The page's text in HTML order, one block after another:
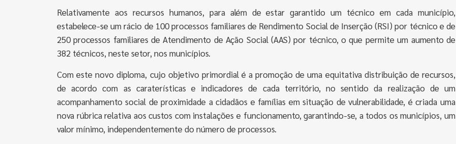
Relativamente aos recursos humanos, para além de estar garantido um técnico em cada município,
estabelece-se um rácio de 100 processos familiares de Rendimento Social de Inserção (RSI) por técnico e de
250 processos familiares de Atendimento de Ação Social (AAS) por técnico, o que permite um aumento de
382 técnicos, neste setor, nos municípios.
Com este novo diploma, cujo objetivo primordial é a promoção de uma equitativa distribuição de recursos,
de acordo com as caraterísticas e indicadores de cada território, no sentido da realização de um
acompanhamento social de proximidade a cidadãos e famílias em situação de vulnerabilidade, é criada uma
nova rúbrica relativa aos custos com instalações e funcionamento, garantindo-se, a todos os municípios, um
valor mínimo, independentemente do número de processos.